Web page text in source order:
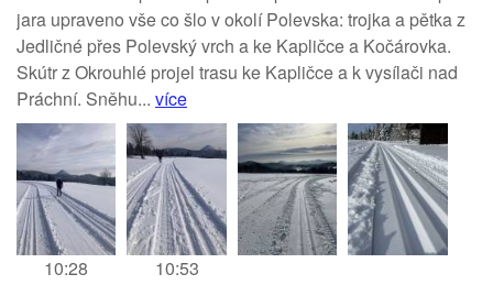
jara upraveno vše co šlo v okolí Polevska: trojka a pětka z
Jedličné přes Polevský vrch a ke Kapličce a Kočárovka.
Skútr z Okrouhlé projel trasu ke Kapličce a k vysílači nad
Práchní. Sněhu... více
10:28 10:53